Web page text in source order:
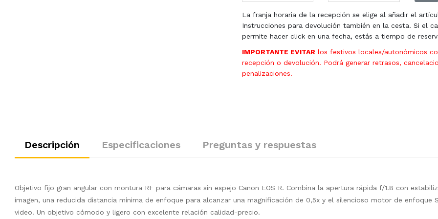
La franja horaria de la recepción se elige al añadir el
Instrucciones para devolución también en la cesta. Si el
permite hacer click en una fecha, estás a tiempo de
IMPORTANTE EVITAR los festivos locales/autonómicos
recepción o devolución. Podrá generar retrasos,
penalizaciones.
Descripción Especificaciones Preguntas y respuestas
Objetivo fijo gran angular con montura RF para cámaras sin espejo Canon EOS R. Combina la apertura rápida f/1.8 con
imagen, una reducida distancia mínima de enfoque para alcanzar una magnificación de 0,5x y el silencioso motor de enfoque
video. Un objetivo cómodo y ligero con excelente relación calidad-precio.